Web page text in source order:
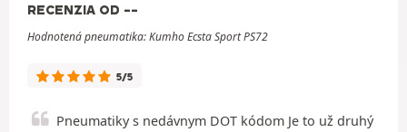
RECENZIA OD --
Hodnotená pneumatika: Kumho Ecsta Sport PS72
5/5
Pneumatiky s nedávnym DOT kódom Je to už druhý